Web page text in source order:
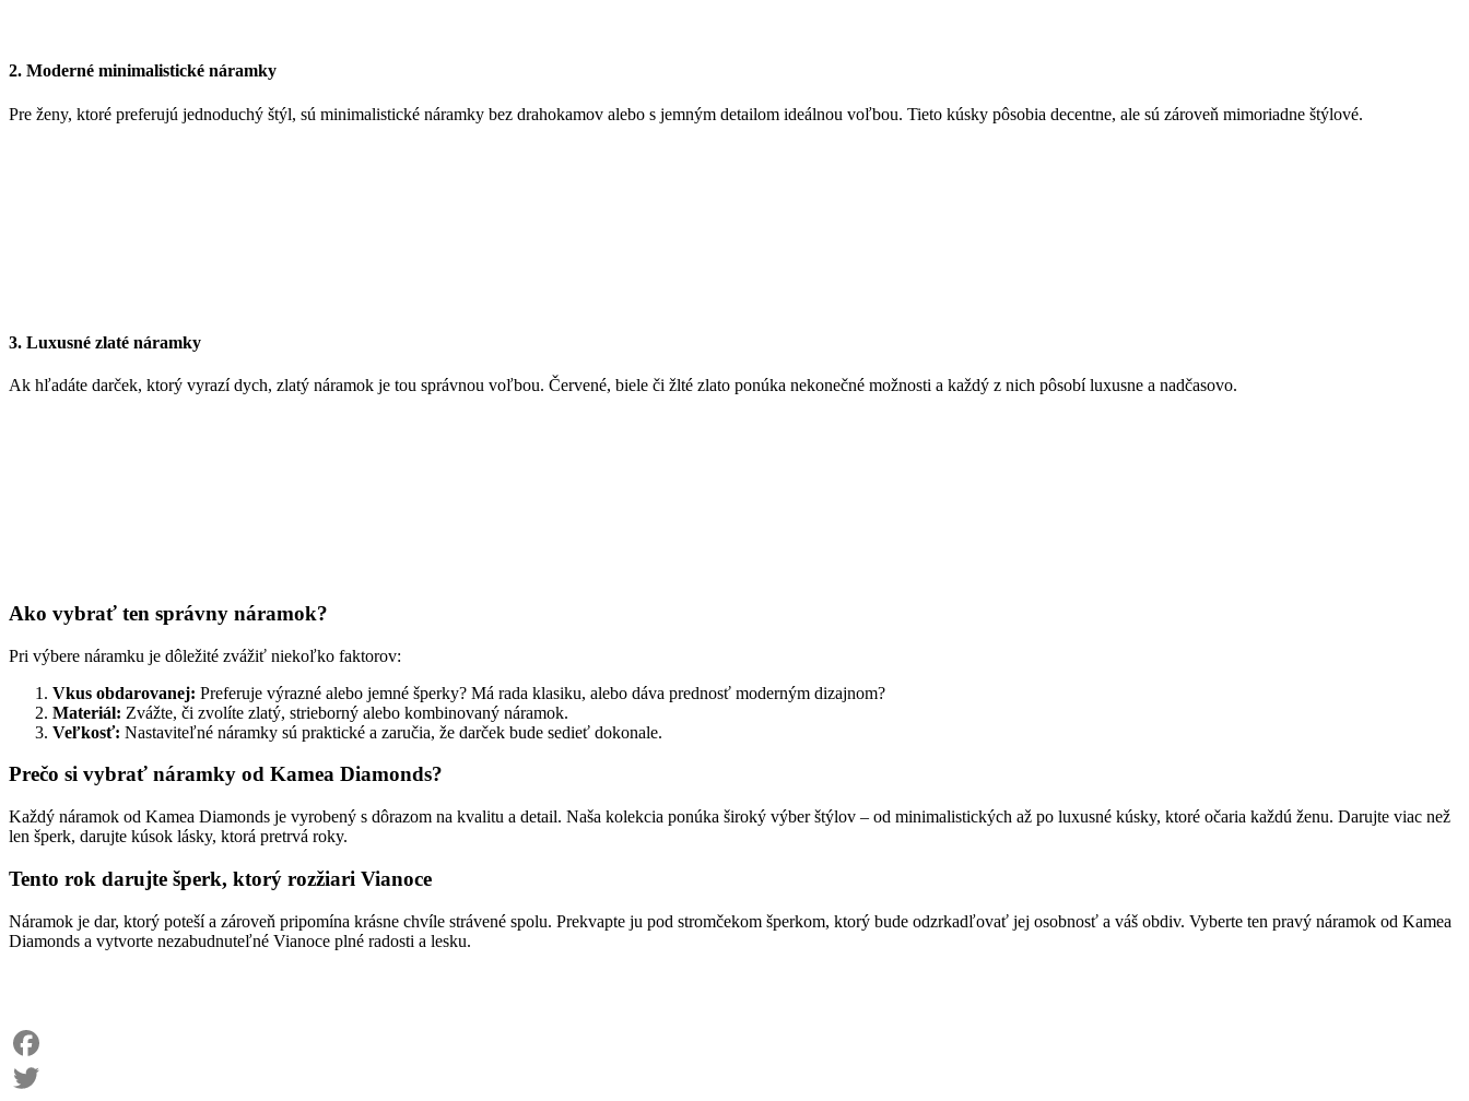
2. Moderné minimalistické náramky
Pre ženy, ktoré preferujú jednoduchý štýl, sú minimalistické náramky bez drahokamov alebo s jemným detailom ideálnou voľbou. Tieto kúsky pôsobia decentne, ale sú zároveň mimoriadne štýlové.
3. Luxusné zlaté náramky
Ak hľadáte darček, ktorý vyrazí dych, zlatý náramok je tou správnou voľbou. Červené, biele či žlté zlato ponúka nekonečné možnosti a každý z nich pôsobí luxusne a nadčasovo.
Ako vybrať ten správny náramok?
Pri výbere náramku je dôležité zvážiť niekoľko faktorov:
Vkus obdarovanej: Preferuje výrazné alebo jemné šperky? Má rada klasiku, alebo dáva prednosť moderným dizajnom?
Materiál: Zvážte, či zvolíte zlatý, strieborný alebo kombinovaný náramok.
Veľkosť: Nastaviteľné náramky sú praktické a zaručia, že darček bude sedieť dokonale.
Prečo si vybrať náramky od Kamea Diamonds?
Každý náramok od Kamea Diamonds je vyrobený s dôrazom na kvalitu a detail. Naša kolekcia ponúka široký výber štýlov – od minimalistických až po luxusné kúsky, ktoré očaria každú ženu. Darujte viac než
len šperk, darujte kúsok lásky, ktorá pretrvá roky.
Tento rok darujte šperk, ktorý rozžiari Vianoce
Náramok je dar, ktorý poteší a zároveň pripomína krásne chvíle strávené spolu. Prekvapte ju pod stromčekom šperkom, ktorý bude odzrkadľovať jej osobnosť a váš obdiv. Vyberte ten pravý náramok od Kamea
Diamonds a vytvorte nezabudnuteľné Vianoce plné radosti a lesku.
Facebook